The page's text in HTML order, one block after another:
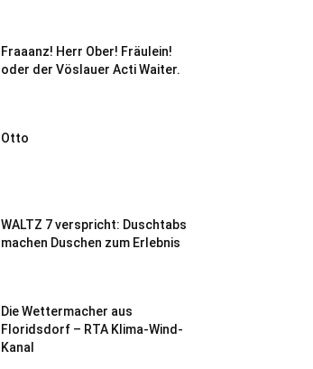
Fraaanz! Herr Ober! Fräulein!
oder der Vöslauer Acti Waiter.
Otto
WALTZ 7 verspricht: Duschtabs
machen Duschen zum Erlebnis
Die Wettermacher aus
Floridsdorf – RTA Klima-Wind-
Kanal